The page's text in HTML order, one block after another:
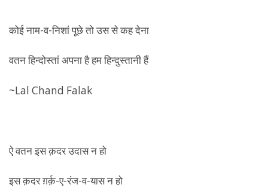
कोई नाम-व-निशां पूछे तो उस से कह देना
वतन हिन्दोस्तां अपना है हम हिन्दुस्तानी हैं
~Lal Chand Falak
ऐ वतन इस क़दर उदास न हो
इस क़दर ग़र्क़-ए-रंज-व-यास न हो